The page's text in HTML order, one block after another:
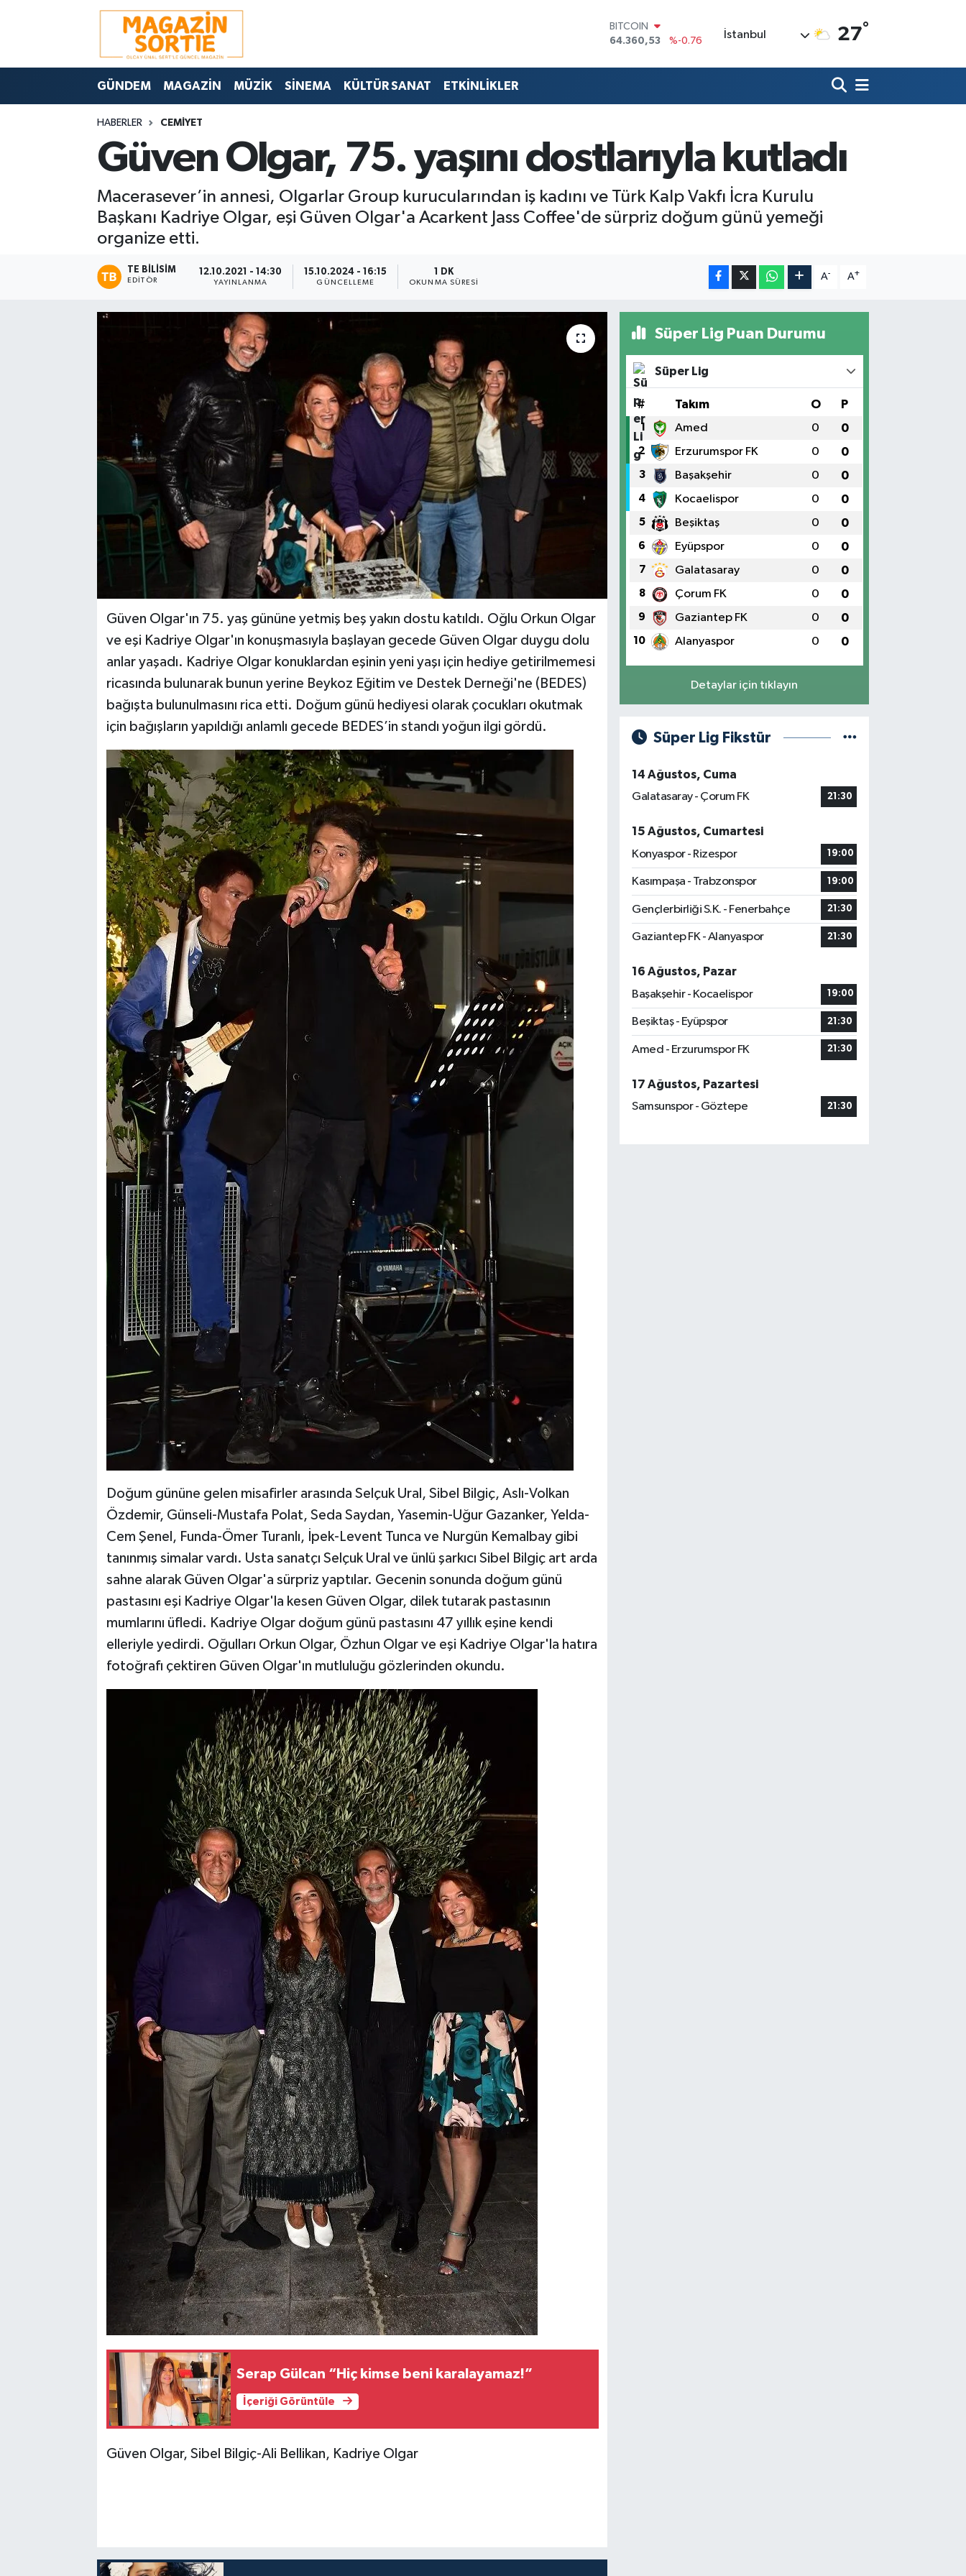
64.360,53
DOLAR
STERLİN
BİST100
%64
İstanbul 27°
GÜNDEM MAGAZİN MÜZİK SİNEMA KÜLTÜR SANAT ETKİNLİKLER
HABERLER CEMİYET
Güven Olgar, 75. yaşını dostlarıyla kutladı
Macerasever’in annesi, Olgarlar Group kurucularından iş kadını ve Türk Kalp Vakfı İcra Kurulu
Başkanı Kadriye Olgar, eşi Güven Olgar'a Acarkent Jass Coffee'de sürpriz doğum günü yemeği
organize etti.
TE BILISIM
EDITÖR
12.10.2021 - 14:30
YAYINLANMA
15.10.2024 - 16:15
GÜNCELLEME
1 DK
OKUNMA SÜRESI
A- A+
Güven Olgar'ın 75. yaş gününe yetmiş beş yakın dostu katıldı. Oğlu Orkun Olgar
ve eşi Kadriye Olgar'ın konuşmasıyla başlayan gecede Güven Olgar duygu dolu
anlar yaşadı. Kadriye Olgar konuklardan eşinin yeni yaşı için hediye getirilmemesi
ricasında bulunarak bunun yerine Beykoz Eğitim ve Destek Derneği'ne (BEDES)
bağışta bulunulmasını rica etti. Doğum günü hediyesi olarak çocukları okutmak
için bağışların yapıldığı anlamlı gecede BEDES’in standı yoğun ilgi gördü.
Doğum gününe gelen misafirler arasında Selçuk Ural, Sibel Bilgiç, Aslı-Volkan
Özdemir, Günseli-Mustafa Polat, Seda Saydan, Yasemin-Uğur Gazanker, Yelda-
Cem Şenel, Funda-Ömer Turanlı, İpek-Levent Tunca ve Nurgün Kemalbay gibi
tanınmış simalar vardı. Usta sanatçı Selçuk Ural ve ünlü şarkıcı Sibel Bilgiç art arda
sahne alarak Güven Olgar'a sürpriz yaptılar. Gecenin sonunda doğum günü
pastasını eşi Kadriye Olgar'la kesen Güven Olgar, dilek tutarak pastasının
mumlarını üfledi. Kadriye Olgar doğum günü pastasını 47 yıllık eşine kendi
elleriyle yedirdi. Oğulları Orkun Olgar, Özhun Olgar ve eşi Kadriye Olgar'la hatıra
fotoğrafı çektiren Güven Olgar'ın mutluluğu gözlerinden okundu.
Serap Gülcan “Hiç kimse beni karalayamaz!”
İçeriği Görüntüle
Güven Olgar, Sibel Bilgiç-Ali Bellikan, Kadriye Olgar
Süper Lig Puan Durumu
Süper Lig
# Takım O P
1 Amed 0 0
2 Erzurumspor FK 0 0
3 Başakşehir 0 0
4 Kocaelispor 0 0
5 Beşiktaş 0 0
6 Eyüpspor 0 0
7 Galatasaray 0 0
8 Çorum FK 0 0
9 Gaziantep FK 0 0
10 Alanyaspor 0 0
Detaylar için tıklayın
Süper Lig Fikstür
14 Ağustos, Cuma
Galatasaray - Çorum FK
21:30
15 Ağustos, Cumartesi
Konyaspor - Rizespor
19:00
Kasımpaşa - Trabzonspor 19:00
Gençlerbirliği S.K. - Fenerbahçe 21:30
Gaziantep FK - Alanyaspor 21:30
16 Ağustos, Pazar
Başakşehir - Kocaelispor
19:00
Beşiktaş - Eyüpspor 21:30
Amed - Erzurumspor FK 21:30
17 Ağustos, Pazartesi
Samsunspor - Göztepe
21:30
Nöbetçi Eczaneler
Hava Durumu
Trafik Durumu
Süper Lig Puan Durumu ve Fikstür
Tüm Manşetler
Son Dakika Haberleri
Haber Arşivi